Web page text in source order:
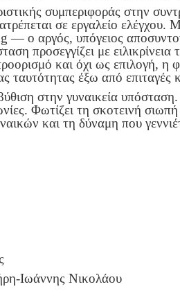
συμπεριφοράς στην
σε εργαλείο
— ο αργός, υπόγειος
προσεγγίζει με
και όχι ως επιλογή,
ταυτότητας έξω από επιταγές
στην γυναικεία
Φωτίζει τη σκοτεινή σιωπή
και τη δύναμη που
Ιωάννης Νικολάου